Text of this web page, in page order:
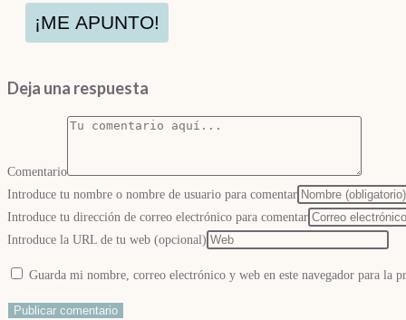
¡ME APUNTO!
Deja una respuesta
Comentario
Introduce tu nombre o nombre de usuario para comentar
Introduce tu dirección de correo electrónico para comentar
Introduce la URL de tu web (opcional)
Guarda mi nombre, correo electrónico y web en este navegador para la